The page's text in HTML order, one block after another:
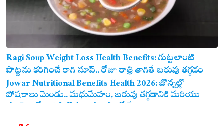
Ragi Soup Weight Loss Health Benefits: గుట్టలాంటి
పొట్టను కరిగించే రాగి సూప్.. రోజూ రాత్రి తాగితే బరువు తగ్గడం
ఖాయం!
Jowar Nutritional Benefits Health 2026: జొన్నల్లో
పోషకాలు మెండు.. మధుమేహం, బరువు తగ్గడానికి మరియు
గుండె ఆరోగ్యానికి జొన్న అన్నం ఎంతో మేలు!